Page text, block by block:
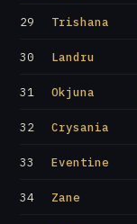
29 Trishana
30 Landru
31 Okjuna
32 Crysania
33 Eventine
34 Zane